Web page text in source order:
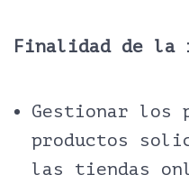
Finalidad de la
Gestionar los
productos
las tiendas